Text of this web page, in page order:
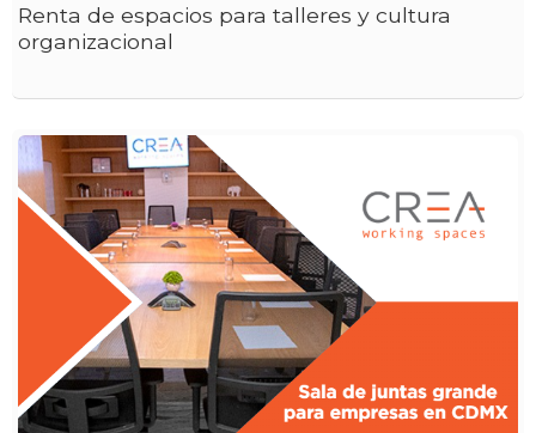
Renta de espacios para talleres y cultura
organizacional